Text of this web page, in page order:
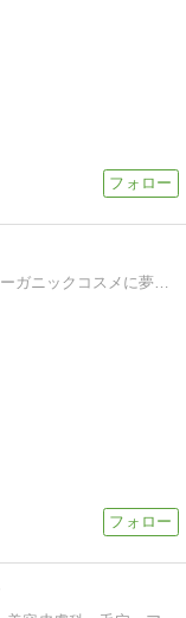
Cosme.Food.時々Fashion韓国コスメとオーガニックコスメに夢中。時々グルメネタ！